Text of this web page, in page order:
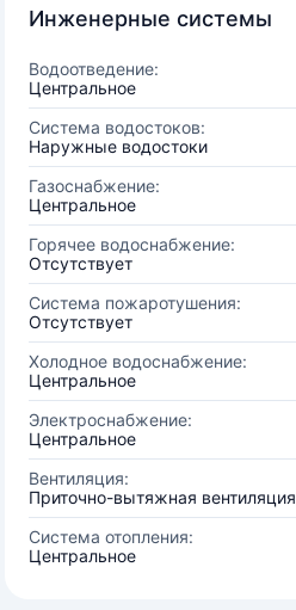
Инженерные системы
Водоотведение:
Центральное
Система водостоков:
Наружные водостоки
Газоснабжение:
Центральное
Горячее водоснабжение:
Отсутствует
Система пожаротушения:
Отсутствует
Холодное водоснабжение:
Центральное
Электроснабжение:
Центральное
Вентиляция:
Приточно-вытяжная вентиляция
Система отопления:
Центральное